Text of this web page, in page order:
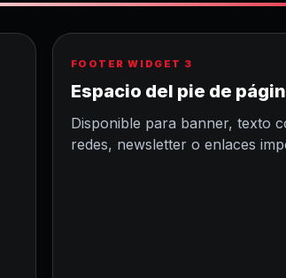
FOOTER WIDGET 3
Espacio del pie de
Disponible para banner, texto
redes, newsletter o enlaces